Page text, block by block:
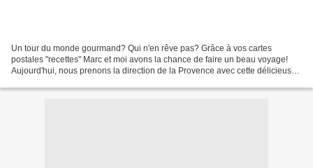
Un tour du monde gourmand? Qui n'en rêve pas? Grâce à vos cartes
postales "recettes" Marc et moi avons la chance de faire un beau voyage!
Aujourd'hui, nous prenons la direction de la Provence avec cette délicieuse